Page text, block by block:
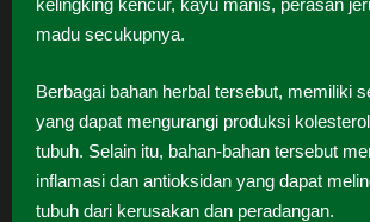
kelingking kencur, kayu manis, perasan
madu secukupnya.
Berbagai bahan herbal tersebut, memiliki
yang dapat mengurangi produksi
tubuh. Selain itu, bahan-bahan tersebut
inflamasi dan antioksidan yang dapat
tubuh dari kerusakan dan peradangan.